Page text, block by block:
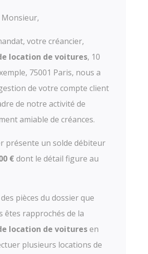
Monsieur,
votre créancier,
location de voitures, 10
75001 Paris, nous a
de votre compte client
de notre activité de
amiable de créances.
présente un solde débiteur
€ dont le détail figure au
pièces du dossier que
êtes rapprochés de la
location de voituresen
plusieurs locations de